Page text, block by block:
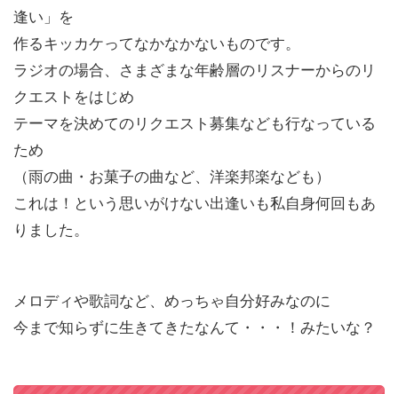
逢い」を
作るキッカケってなかなかないものです。
ラジオの場合、さまざまな年齢層のリスナーからのリ
クエストをはじめ
テーマを決めてのリクエスト募集なども行なっている
ため
（雨の曲・お菓子の曲など、洋楽邦楽なども）
これは！という思いがけない出逢いも私自身何回もあ
りました。
メロディや歌詞など、めっちゃ自分好みなのに
今まで知らずに生きてきたなんて・・・！みたいな？